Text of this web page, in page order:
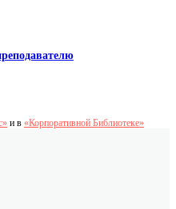
и в «Корпоративной Библиотеке»